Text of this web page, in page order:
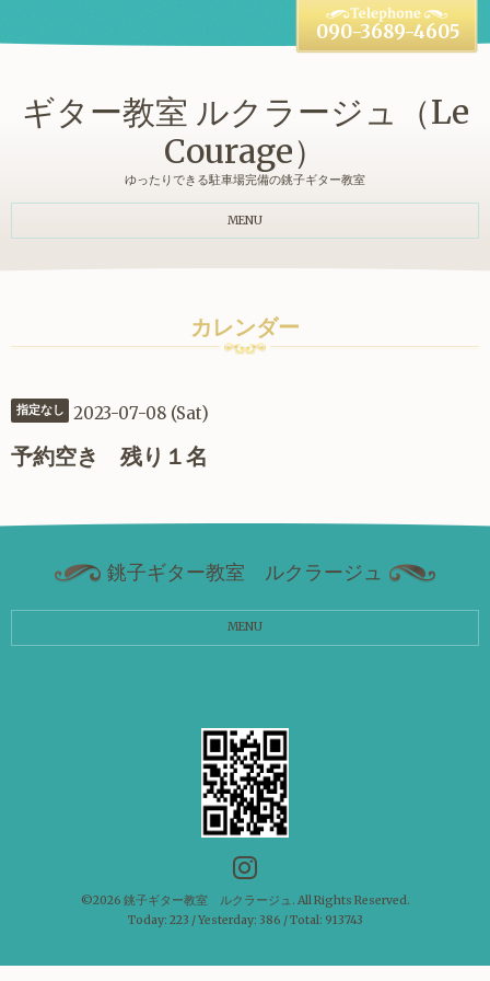
ギター教室 ルクラージュ（Le
Courage）
ゆったりできる駐車場完備の銚子ギター教室
090-3689-4605
MENU
カレンダー
指定なし 2023-07-08 (Sat)
予約空き 残り１名
銚子ギター教室 ルクラージュ
MENU
©2026 銚子ギター教室 ルクラージュ . All Rights Reserved.
Today: 223 / Yesterday: 386 / Total: 913743